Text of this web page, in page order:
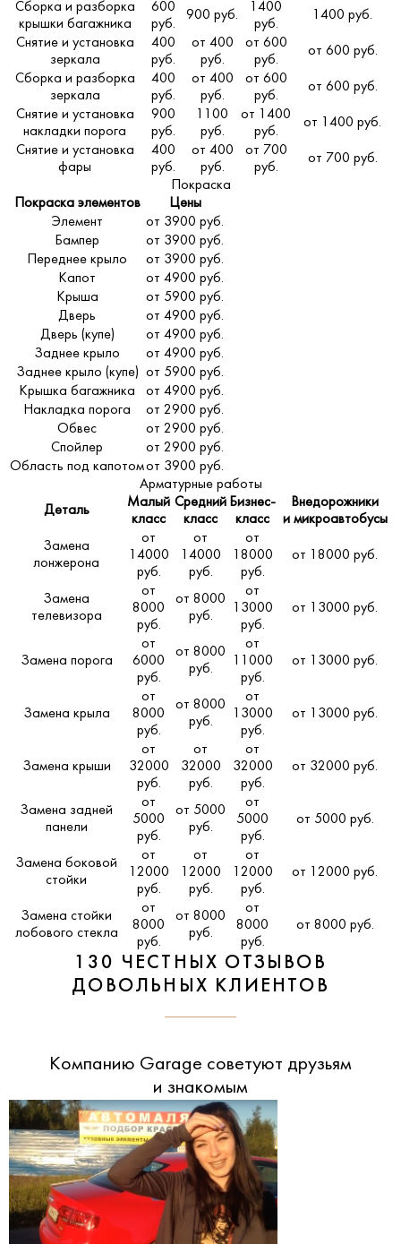
Сборка и разборка
крышки багажника
600
руб.
900 руб.
1400
руб.
1400 руб.
Снятие и установка
зеркала
400
руб.
от 400
руб.
от 600
руб.
от 600 руб.
Сборка и разборка
зеркала
400
руб.
от 400
руб.
от 600
руб.
от 600 руб.
Снятие и установка
накладки порога
900
руб.
1100
руб.
от 1400
руб.
от 1400 руб.
Снятие и установка
фары
400
руб.
от 400
руб.
от 700
руб.
от 700 руб.
Покраска
Покраска элементов
Цены
Элемент
от 3900 руб.
Бампер
от 3900 руб.
Переднее крыло
от 3900 руб.
Капот
от 4900 руб.
Крыша
от 5900 руб.
Дверь
от 4900 руб.
Дверь (купе)
от 4900 руб.
Заднее крыло
от 4900 руб.
Заднее крыло (купе) от 5900 руб.
Крышка багажника
от 4900 руб.
Накладка порога
от 2900 руб.
Обвес
от 2900 руб.
Спойлер
от 2900 руб.
Область под капотомот 3900 руб.
Арматурные работы
Деталь
Малый
класс
Средний
класс
Бизнес-
класс
Внедорожники
и микроавтобусы
Замена
лонжерона
от
14000
руб.
от
14000
руб.
от
18000
руб.
от 18000 руб.
Замена
телевизора
от
8000
руб.
от 8000
руб.
от
13000
руб.
от 13000 руб.
Замена порога
от
6000
руб.
от 8000
руб.
от
11000
руб.
от 13000 руб.
Замена крыла
от
8000
руб.
от 8000
руб.
от
13000
руб.
от 13000 руб.
Замена крыши
от
32000
руб.
от
32000
руб.
от
32000
руб.
от 32000 руб.
Замена задней
панели
от
5000
руб.
от 5000
руб.
от
5000
руб.
от 5000 руб.
Замена боковой
стойки
от
12000
руб.
от
12000
руб.
от
12000
руб.
от 12000 руб.
Замена стойки
лобового стекла
от
8000
руб.
от 8000
руб.
от
8000
руб.
от 8000 руб.
130 ЧЕСТНЫХ ОТЗЫВОВ
ДОВОЛЬНЫХ КЛИЕНТОВ
Компанию Garage советуют друзьям
и знакомым